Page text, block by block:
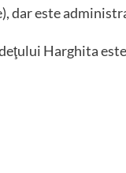
dar este
Harghita